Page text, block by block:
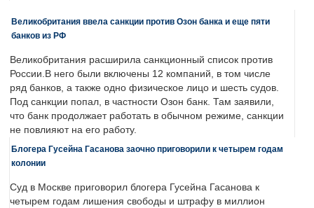
Великобритания ввела санкции против Озон банка и еще пяти
банков из РФ
Великобритания расширила санкционный список против
России.В него были включены 12 компаний, в том числе
ряд банков, а также одно физическое лицо и шесть судов.
Под санкции попал, в частности Озон банк. Там заявили,
что банк продолжает работать в обычном режиме, санкции
не повлияют на его работу.
Блогера Гусейна Гасанова заочно приговорили к четырем годам
колонии
Суд в Москве приговорил блогера Гусейна Гасанова к
четырем годам лишения свободы и штрафу в миллион